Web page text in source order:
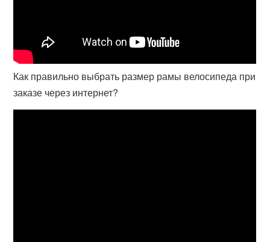
Как правильно выбрать размер рамы велосипеда при
заказе через интернет?